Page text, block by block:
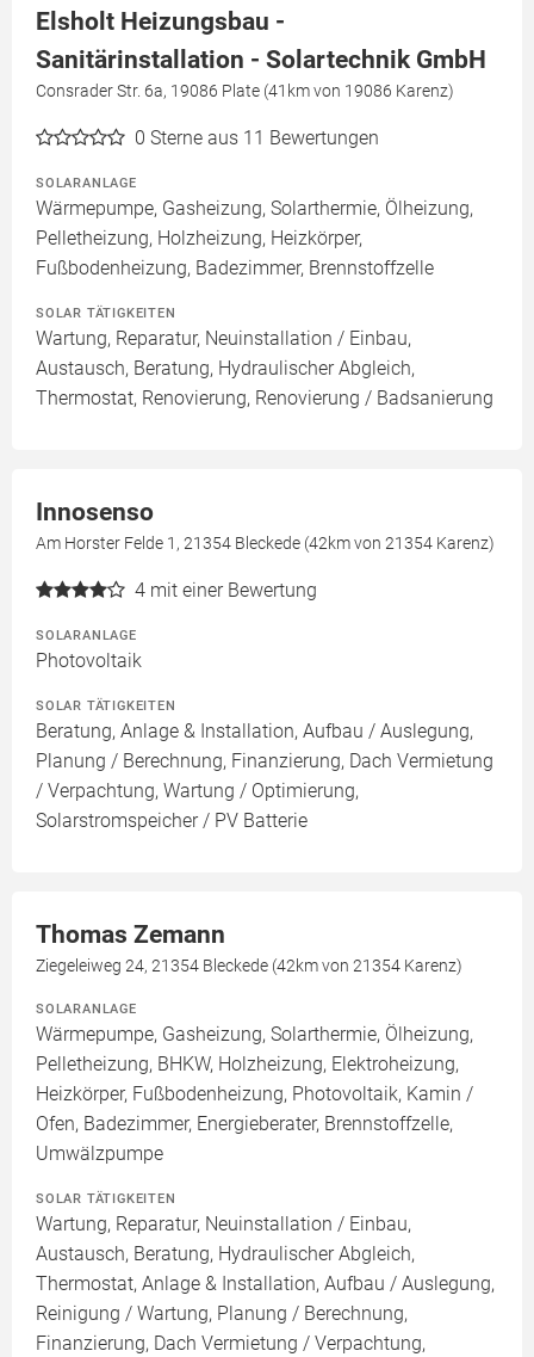
Elsholt Heizungsbau -
Sanitärinstallation - Solartechnik GmbH
Consrader Str. 6a, 19086 Plate (41km von 19086 Karenz)
0 Sterne aus 11 Bewertungen
SOLARANLAGE
Wärmepumpe, Gasheizung, Solarthermie, Ölheizung,
Pelletheizung, Holzheizung, Heizkörper,
Fußbodenheizung, Badezimmer, Brennstoffzelle
SOLAR TÄTIGKEITEN
Wartung, Reparatur, Neuinstallation / Einbau,
Austausch, Beratung, Hydraulischer Abgleich,
Thermostat, Renovierung, Renovierung / Badsanierung
Innosenso
Am Horster Felde 1, 21354 Bleckede (42km von 21354 Karenz)
4 mit einer Bewertung
SOLARANLAGE
Photovoltaik
SOLAR TÄTIGKEITEN
Beratung, Anlage & Installation, Aufbau / Auslegung,
Planung / Berechnung, Finanzierung, Dach Vermietung
/ Verpachtung, Wartung / Optimierung,
Solarstromspeicher / PV Batterie
Thomas Zemann
Ziegeleiweg 24, 21354 Bleckede (42km von 21354 Karenz)
SOLARANLAGE
Wärmepumpe, Gasheizung, Solarthermie, Ölheizung,
Pelletheizung, BHKW, Holzheizung, Elektroheizung,
Heizkörper, Fußbodenheizung, Photovoltaik, Kamin /
Ofen, Badezimmer, Energieberater, Brennstoffzelle,
Umwälzpumpe
SOLAR TÄTIGKEITEN
Wartung, Reparatur, Neuinstallation / Einbau,
Austausch, Beratung, Hydraulischer Abgleich,
Thermostat, Anlage & Installation, Aufbau / Auslegung,
Reinigung / Wartung, Planung / Berechnung,
Finanzierung, Dach Vermietung / Verpachtung,